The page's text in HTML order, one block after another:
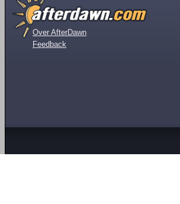
Over AfterDawn
Feedback